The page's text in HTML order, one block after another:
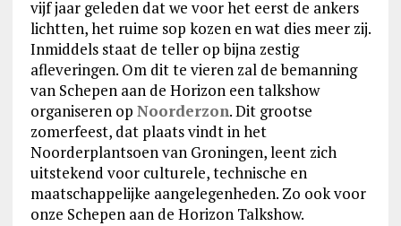
vijf jaar geleden dat we voor het eerst de ankers
lichtten, het ruime sop kozen en wat dies meer zij.
Inmiddels staat de teller op bijna zestig
afleveringen. Om dit te vieren zal de bemanning
van Schepen aan de Horizon een talkshow
organiseren op Noorderzon. Dit grootse
zomerfeest, dat plaats vindt in het
Noorderplantsoen van Groningen, leent zich
uitstekend voor culturele, technische en
maatschappelijke aangelegenheden. Zo ook voor
onze Schepen aan de Horizon Talkshow.